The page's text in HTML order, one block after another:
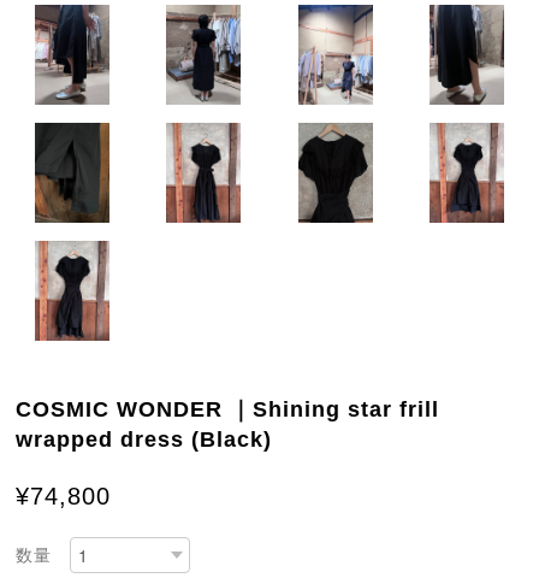
COSMIC WONDER ｜Shining star frill
wrapped dress (Black)
¥74,800
数量